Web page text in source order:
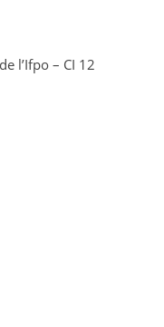
l’Ifpo – CI 12